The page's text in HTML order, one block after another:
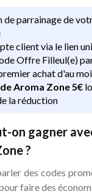
de parrainage de
client via le lien
Offre Filleul(e)
achat d'au
Aroma Zone 5€
la réduction
on gagner
?
des codes
faire des